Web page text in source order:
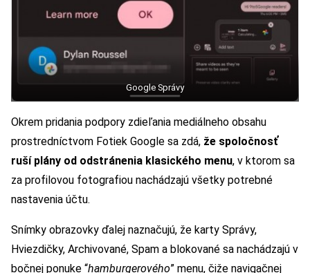
Google Správy
Okrem pridania podpory zdieľania mediálneho obsahu
prostredníctvom Fotiek Google sa zdá, že spoločnosť
ruší plány od odstránenia klasického menu, v ktorom sa
za profilovou fotografiou nachádzajú všetky potrebné
nastavenia účtu.
Snímky obrazovky ďalej naznačujú, že karty Správy,
Hviezdičky, Archivované, Spam a blokované sa nachádzajú v
bočnej ponuke “hamburgerového” menu, čiže navigačnej